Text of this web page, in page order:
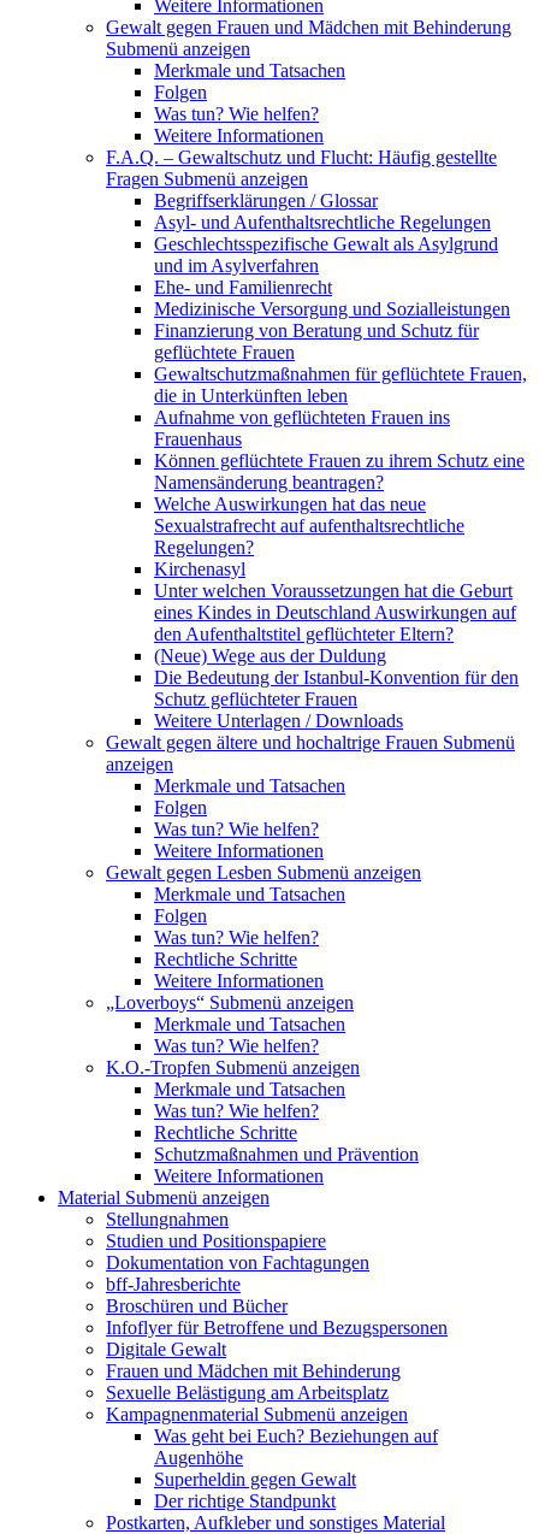
Weitere Informationen
Gewalt gegen Frauen und Mädchen mit Behinderung
Submenü anzeigen
Merkmale und Tatsachen
Folgen
Was tun? Wie helfen?
Weitere Informationen
F.A.Q. – Gewaltschutz und Flucht: Häufig gestellte
Fragen Submenü anzeigen
Begriffserklärungen / Glossar
Asyl- und Aufenthaltsrechtliche Regelungen
Geschlechtsspezifische Gewalt als Asylgrund
und im Asylverfahren
Ehe- und Familienrecht
Medizinische Versorgung und Sozialleistungen
Finanzierung von Beratung und Schutz für
geflüchtete Frauen
Gewaltschutzmaßnahmen für geflüchtete Frauen,
die in Unterkünften leben
Aufnahme von geflüchteten Frauen ins
Frauenhaus
Können geflüchtete Frauen zu ihrem Schutz eine
Namensänderung beantragen?
Welche Auswirkungen hat das neue
Sexualstrafrecht auf aufenthaltsrechtliche
Regelungen?
Kirchenasyl
Unter welchen Voraussetzungen hat die Geburt
eines Kindes in Deutschland Auswirkungen auf
den Aufenthaltstitel geflüchteter Eltern?
(Neue) Wege aus der Duldung
Die Bedeutung der Istanbul-Konvention für den
Schutz geflüchteter Frauen
Weitere Unterlagen / Downloads
Gewalt gegen ältere und hochaltrige Frauen Submenü
anzeigen
Merkmale und Tatsachen
Folgen
Was tun? Wie helfen?
Weitere Informationen
Gewalt gegen Lesben Submenü anzeigen
Merkmale und Tatsachen
Folgen
Was tun? Wie helfen?
Rechtliche Schritte
Weitere Informationen
„Loverboys“ Submenü anzeigen
Merkmale und Tatsachen
Was tun? Wie helfen?
K.O.-Tropfen Submenü anzeigen
Merkmale und Tatsachen
Was tun? Wie helfen?
Rechtliche Schritte
Schutzmaßnahmen und Prävention
Weitere Informationen
Material Submenü anzeigen
Stellungnahmen
Studien und Positionspapiere
Dokumentation von Fachtagungen
bff-Jahresberichte
Broschüren und Bücher
Infoflyer für Betroffene und Bezugspersonen
Digitale Gewalt
Frauen und Mädchen mit Behinderung
Sexuelle Belästigung am Arbeitsplatz
Kampagnenmaterial Submenü anzeigen
Was geht bei Euch? Beziehungen auf
Augenhöhe
Superheldin gegen Gewalt
Der richtige Standpunkt
Postkarten, Aufkleber und sonstiges Material